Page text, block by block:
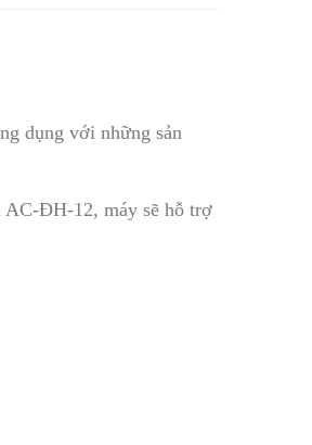
dụng với những sản
AC-ĐH-12, máy sẽ hỗ trợ